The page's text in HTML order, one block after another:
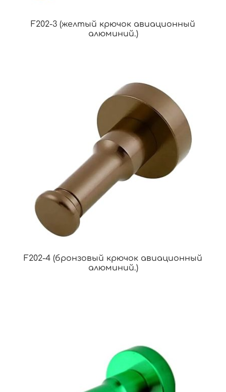
F202-3 (желтый крючок авиационный
алюминий.)
F202-4 (бронзовый крючок авиационный
алюминий.)